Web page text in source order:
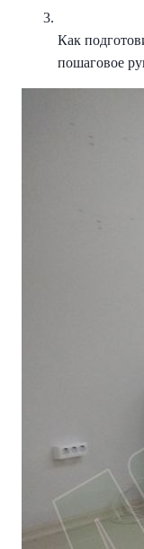
Как
пошаговое